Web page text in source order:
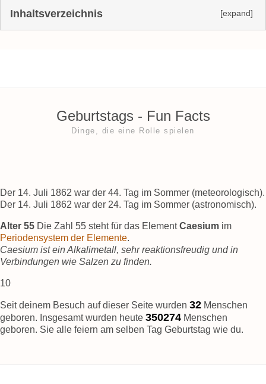
Inhaltsverzeichnis [expand]
Geburtstags ‐ Fun Facts
Dinge, die eine Rolle spielen
Der 14. Juli 1862 war der 44. Tag im Sommer (meteorologisch).
Der 14. Juli 1862 war der 24. Tag im Sommer (astronomisch).
Alter 55 Die Zahl 55 steht für das ElementCaesium im
Periodensystem der Elemente.
Caesium ist ein Alkalimetall, sehr reaktionsfreudig und in
Verbindungen wie Salzen zu finden.
10
Seit deinem Besuch auf dieser Seite wurden 36 Menschen
geboren. Insgesamt wurden heute 350278 Menschen
geboren. Sie alle feiern am selben Tag Geburtstag wie du.